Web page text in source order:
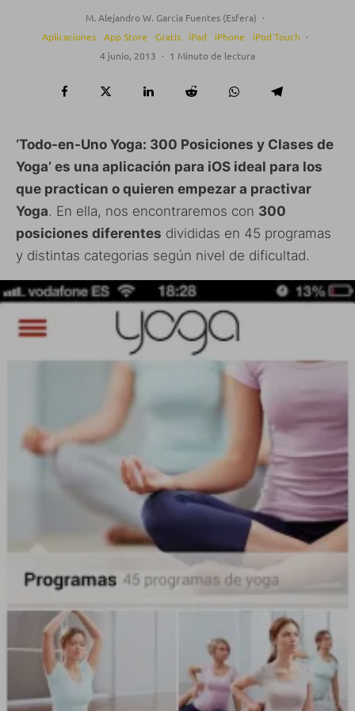
M. Alejandro W. García Fuentes (Esfera) ·
Aplicaciones
App Store Gratis iPad iPhone iPod Touch ·
4 junio, 2013 · 1 Minuto de lectura
‘Todo-en-Uno Yoga: 300 Posiciones y Clases de
Yoga’ es una aplicación para iOS ideal para los
que practican o quieren empezar a practivar
Yoga. En ella, nos encontraremos con 300
posiciones diferentes divididas en 45 programas
y distintas categorias según nivel de dificultad.